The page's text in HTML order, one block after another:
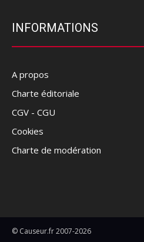
INFORMATIONS
A propos
Charte éditoriale
CGV - CGU
Cookies
Charte de modération
© Causeur.fr 2007-2026